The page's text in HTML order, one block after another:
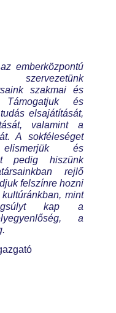
emberközpontú
szervezetünk
szakmai és
Támogatjuk és
elsajátítását,
valamint a
A sokféleséget
és
pedig hiszünk
rejlő
felszínre hozni
mint
kap a
a